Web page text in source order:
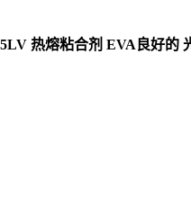
热熔粘合剂 EVA良好的